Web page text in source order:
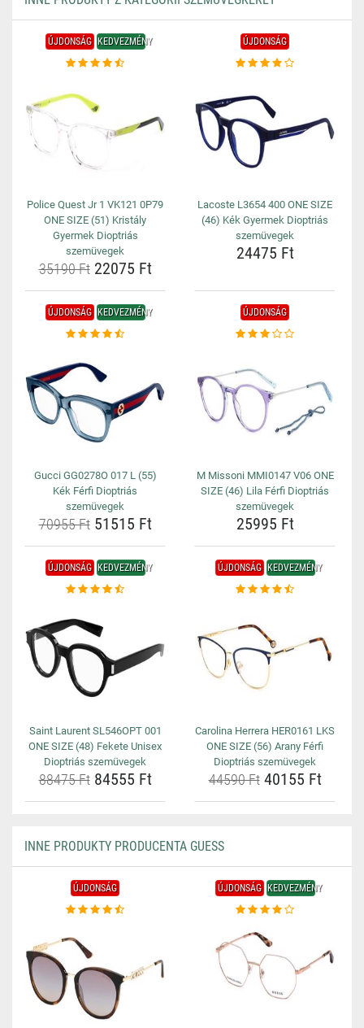
ÚJDONSÁG KEDVEZMÉNY
Police Quest Jr 1 VK121 0P79
ONE SIZE (51) Kristály
Gyermek Dioptriás
szemüvegek
35190 Ft22075 Ft
ÚJDONSÁG
Lacoste L3654 400 ONE SIZE
(46) Kék Gyermek Dioptriás
szemüvegek
24475 Ft
ÚJDONSÁG KEDVEZMÉNY
Gucci GG0278O 017 L (55)
Kék Férfi Dioptriás
szemüvegek
70955 Ft51515 Ft
ÚJDONSÁG
M Missoni MMI0147 V06 ONE
SIZE (46) Lila Férfi Dioptriás
szemüvegek
25995 Ft
ÚJDONSÁG KEDVEZMÉNY
Saint Laurent SL546OPT 001
ONE SIZE (48) Fekete Unisex
Dioptriás szemüvegek
88475 Ft84555 Ft
ÚJDONSÁG KEDVEZMÉNY
Carolina Herrera HER0161 LKS
ONE SIZE (56) Arany Férfi
Dioptriás szemüvegek
44590 Ft40155 Ft
INNE PRODUKTY PRODUCENTA GUESS
ÚJDONSÁG ÚJDONSÁG KEDVEZMÉNY